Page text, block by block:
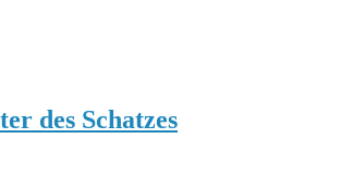
des Schatzes